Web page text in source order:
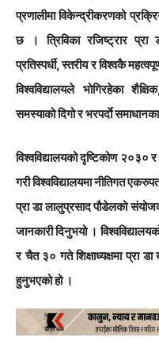
प्रणालीमा विकेन्द्रीकरणको
छ । त्रिविका रजिष्ट्रार प्रा
प्रतिस्पर्धी, स्तरीय र विश्वकै
विश्वविद्यालयले भोगिरहेका
समस्याको दिगो र भरपर्दाे
विश्वविद्यालयको दृष्टिकोण २०३०
गरी विश्वविद्यालयमा नीतिगत
प्रा डा लालुप्रसाद पौडेलको
जानकारी दिनुभयो ।
र चैत ३० गते शिक्षाध्यक्षमा प्रा
हुनुभएको हो ।